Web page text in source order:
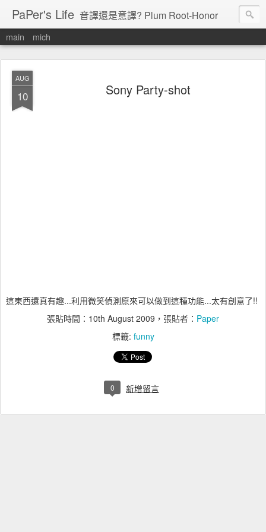
PaPer's Life 音譯還是意譯? Plum Root-Honor
main mich
AUG
10 Sony Party-shot
這東西還真有趣...利用微笑偵測原來可以做到這種功能...太有創意了!!
張貼時間： 10th August 2009 ，張貼者： Paper
標籤: funny
0 新增留言